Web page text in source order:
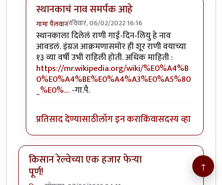
स्थानकाचं नाव समर्पक आहे
गामा पैलवानरविवार, 06/02/2022 16:16
In reply to70 साल के इंतजार के बाद...by
स्थानकाला दिलेलं राणी गाई-दिन-लियु हे नाव
आवडलं. इंग्रज आक्रमणासमोर ही शूर राणी वयाच्या
१३ व्या वर्षी उभी राहिली होती. अधिक माहिती :
https://mr.wikipedia.org/wiki/%E0%A4%B
0%E0%A4%BE%E0%A4%A3%E0%A5%80
_%E0%… -गा.पै.
प्रतिसाद देण्यासाठीलॉग इन कराकिंवासदस्य व्हा
किसान रेल्वेच्या एक हजार फेऱ्या
पूर्ण! ↑